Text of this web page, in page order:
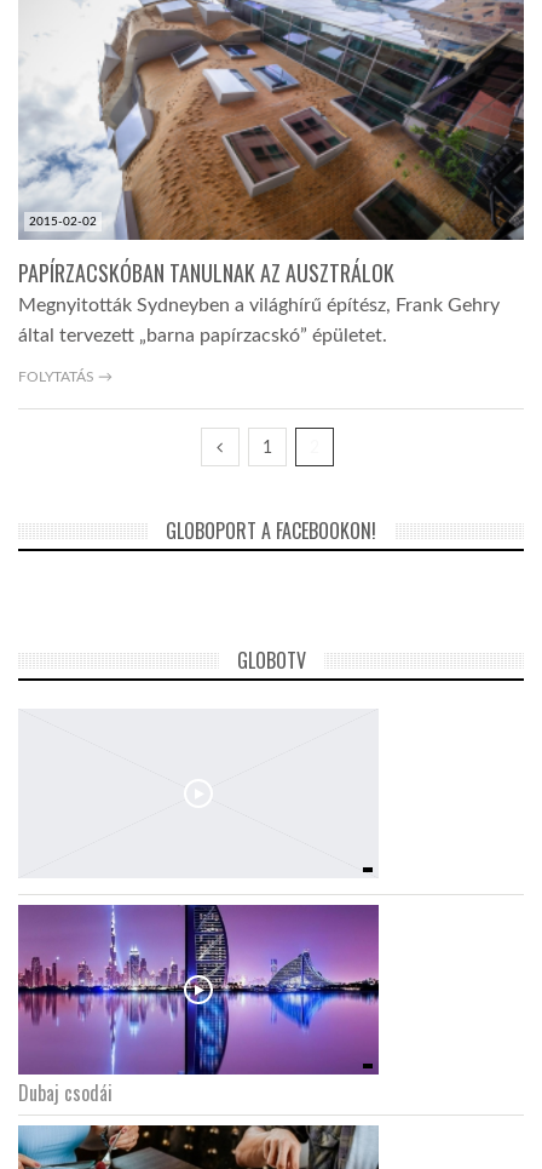
2015-02-02
PAPÍRZACSKÓBAN TANULNAK AZ AUSZTRÁLOK
Megnyitották Sydneyben a világhírű építész, Frank Gehry
által tervezett „barna papírzacskó” épületet.
FOLYTATÁS →
1
GLOBOPORT A FACEBOOKON!
GLOBOTV
Dubaj csodái